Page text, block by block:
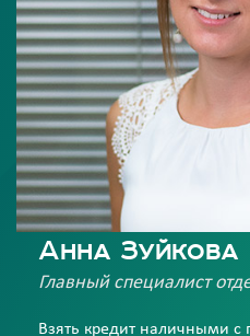
Анна Зуйкова
Главный специалист
Взять кредит наличными с